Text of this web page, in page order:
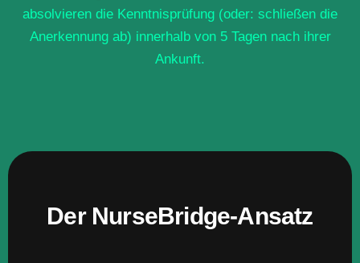
absolvieren die Kenntnisprüfung (oder: schließen die
Anerkennung ab) innerhalb von 5 Tagen nach ihrer
Ankunft.
Der NurseBridge-Ansatz